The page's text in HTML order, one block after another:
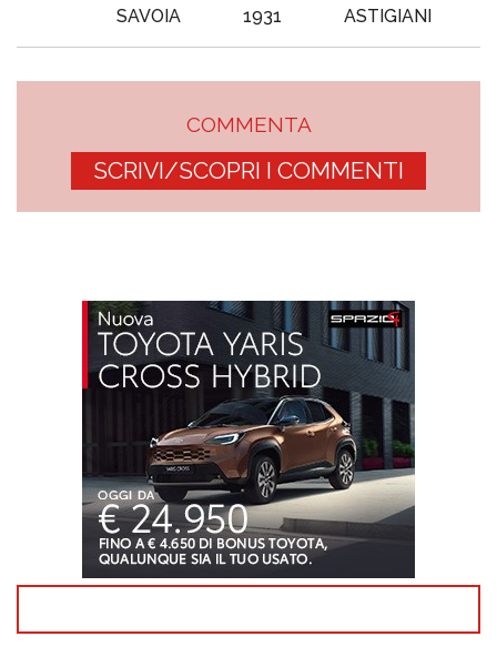
SAVOIA
1931 ASTIGIANI
COMMENTA
SCRIVI/SCOPRI I COMMENTI